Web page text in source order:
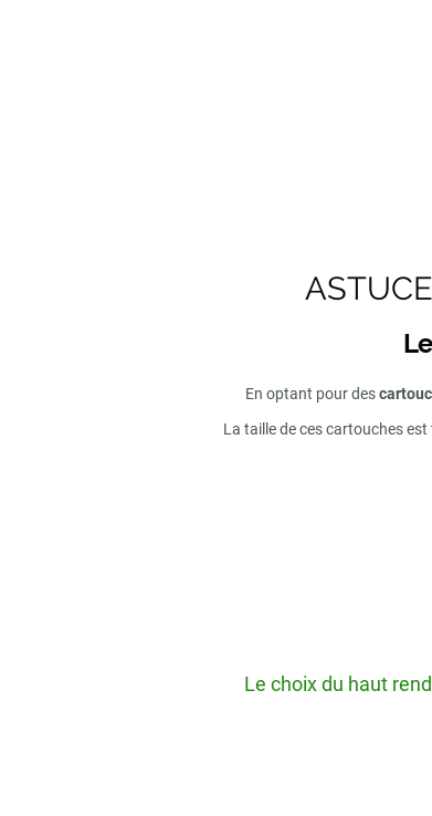
En optant pour des
La taille de ces cartouches
Le choix du haut